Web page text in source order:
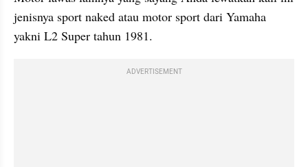
jenisnya sport naked atau motor sport dari Yamaha
yakni L2 Super tahun 1981.
ADVERTISEMENT